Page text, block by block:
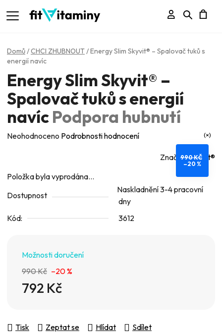
Přihlášení
Hledat
Domů/CHCI ZHUBNOUT/Energy Slim Skyvit® – Spalovač tuků s
energií navíc
Položka byla vyprodána…
Dostupnost
Naskladnění 3-4 pracovní
dny
Kód:
3612
Možnosti doručení
990 Kč –20 %
792 Kč
Tisk Zeptat se Hlídat Sdílet
Energy Slim Skyvit® –
Spalovač tuků s energií
navícPodpora hubnutí
Průměrné
je
5
Neohodnoceno Podrobnosti hodnocení
Značka:SkyVit®️
990 KČ
–20 %